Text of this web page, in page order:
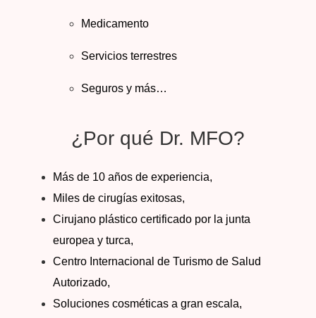
Medicamento
Servicios terrestres
Seguros y más…
¿Por qué Dr. MFO?
Más de 10 años de experiencia,
Miles de cirugías exitosas,
Cirujano plástico certificado por la junta
europea y turca,
Centro Internacional de Turismo de Salud
Autorizado,
Soluciones cosméticas a gran escala,